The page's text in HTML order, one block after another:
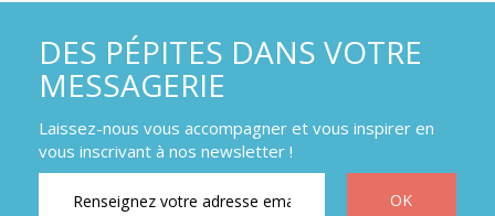
DES PÉPITES DANS VOTRE
MESSAGERIE
Laissez-nous vous accompagner et vous inspirer en
vous inscrivant à nos newsletter !